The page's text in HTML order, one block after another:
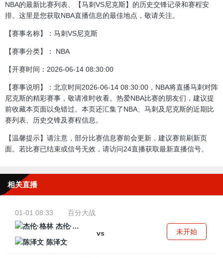
NBA的最新比赛列表、【马刺VS尼克斯】的历史交锋记录和赛程安
排。这里是您获取NBA直播信息的最佳地点，敬请关注。
【赛事名称】：马刺VS尼克斯
【赛事分类】： NBA
【开赛时间：2026-06-14 08:30:00
【赛事说明】：北京时间2026-06-14 08:30:00，NBA将直播马刺对阵
尼克斯的精彩赛事，敬请准时收看。热爱NBA比赛的朋友们，建议提
前收藏本页面以免错过。本页还汇集了NBA、马刺及尼克斯的近期比
赛列表、历史交锋及赛程信息。
【温馨提示】请注意，部分比赛信息赛前会更新，建议赛前刷新页
面。若比赛已结束或信号无效，请访问24直播获取最新直播信号。
相关直播
01-01 08:33
百分大战
杰伦·格林
vs
陈泽文
未开始